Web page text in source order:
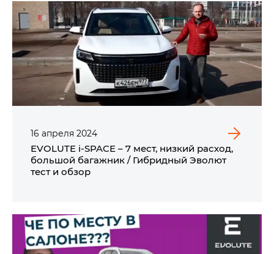
16 апреля 2024
EVOLUTE i‑SPACE – 7 мест, низкий расход,
большой багажник / Гибридный Эволют
тест и обзор